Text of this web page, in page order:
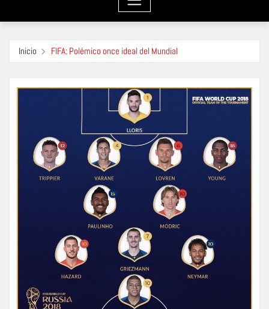
Inicio FIFA: Polémico once ideal del Mundial